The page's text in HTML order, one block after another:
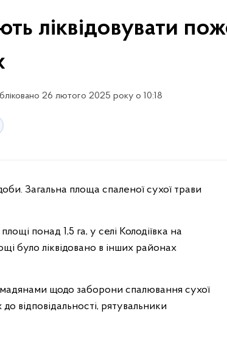
ліквідовувати
26 лютого 2025 року о 10:18
Загальна площа спаленої сухої трави
понад 1,5 га, у селі Колодіївка на
було ліквідовано в інших районах
щодо заборони спалювання сухої
відповідальності, рятувальники